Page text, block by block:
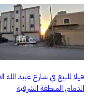
فيلا للبيع في شارع عبيد
الدمام, المنطقة الشرقية